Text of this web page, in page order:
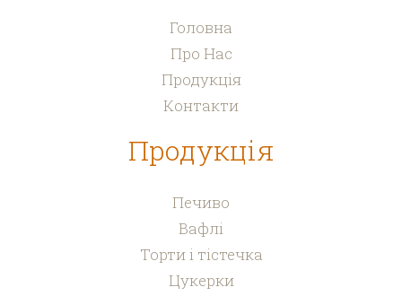
Головна
Про Нас
Продукція
Контакти
Продукція
Печиво
Вафлі
Торти і тістечка
Цукерки